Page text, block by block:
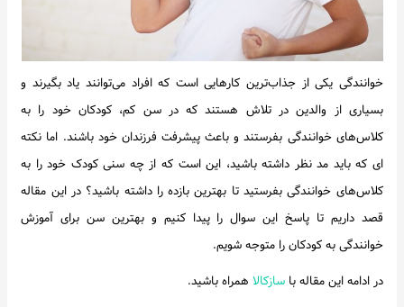
خوانندگی یکی از جذاب‌ترین کارهایی است که افراد می‌توانند یاد بگیرند و
بسیاری از والدین در تلاش هستند که در سن کم، کودکان خود را به
کلاس‌های خوانندگی بفرستند و باعث پیشرفت فرزندان خود باشند. اما نکته
ای که باید مد نظر داشته باشید، این است که از چه سنی کودک خود را به
کلاس‌های خوانندگی بفرستید تا بهترین بازده را داشته باشید؟ در این مقاله
قصد داریم تا پاسخ این سوال را پیدا کنیم و بهترین سن برای آموزش
خوانندگی به کودکان را متوجه شویم.
در ادامه این مقاله باسازکالا همراه باشید.